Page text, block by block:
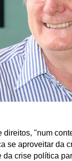
direitos, "num
se aproveitar da
da crise política